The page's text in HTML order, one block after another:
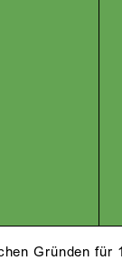
Gründen für